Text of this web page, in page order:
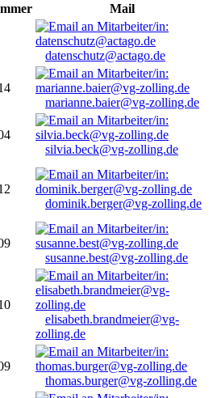
Mail
datenschutz@actago.de
marianne.baier@vg-zolling.de
silvia.beck@vg-zolling.de
dominik.berger@vg-zolling.de
susanne.best@vg-zolling.de
elisabeth.brandmeier@vg-
zolling.de
thomas.burger@vg-zolling.de